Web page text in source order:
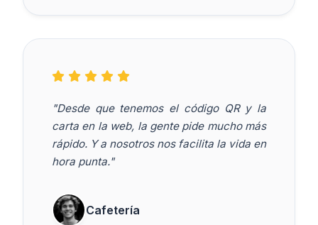
"Desde que tenemos el código QR y la
carta en la web, la gente pide mucho más
rápido. Y a nosotros nos facilita la vida en
hora punta."
Cafetería